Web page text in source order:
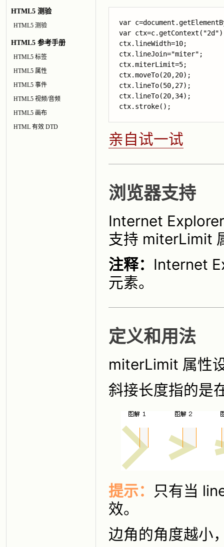
HTML5 测验
HTML5 测验
HTML5 参考手册
HTML5 标签
HTML5 属性
HTML5 事件
HTML5 视频/音频
HTML5 画布
HTML 有效 DTD
var
var
ctx.lineWidth=10;
ctx.miterLimit=5;
ctx.moveTo(20,20);
ctx.lineTo(50,27);
ctx.lineTo(20,34);
亲自试一试
浏览器支持
Internet
支持 miterLimit
注释： Internet
元素。
定义和用法
miterLimit 属性
斜接长度指的是
提示：
只有当
效。
边角的角度越小